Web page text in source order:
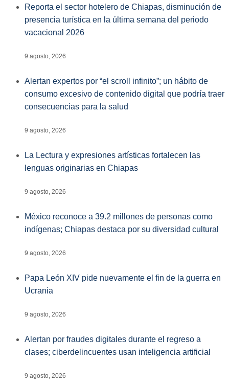
Reporta el sector hotelero de Chiapas, disminución de
presencia turística en la última semana del periodo
vacacional 2026
9 agosto, 2026
Alertan expertos por “el scroll infinito”; un hábito de
consumo excesivo de contenido digital que podría traer
consecuencias para la salud
9 agosto, 2026
La Lectura y expresiones artísticas fortalecen las
lenguas originarias en Chiapas
9 agosto, 2026
México reconoce a 39.2 millones de personas como
indígenas; Chiapas destaca por su diversidad cultural
9 agosto, 2026
Papa León XIV pide nuevamente el fin de la guerra en
Ucrania
9 agosto, 2026
Alertan por fraudes digitales durante el regreso a
clases; ciberdelincuentes usan inteligencia artificial
9 agosto, 2026